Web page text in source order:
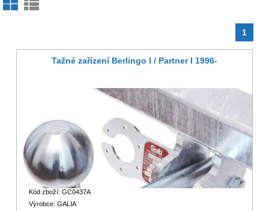
1
Tažné zařízení Berlingo I / Partner I 1996-
Kód zboží: GC0437A
Výrobce: GALIA